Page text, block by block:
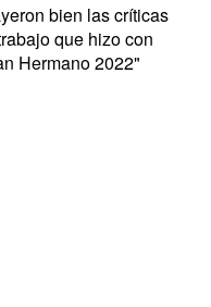
bien las críticas
que hizo con
Hermano 2022"